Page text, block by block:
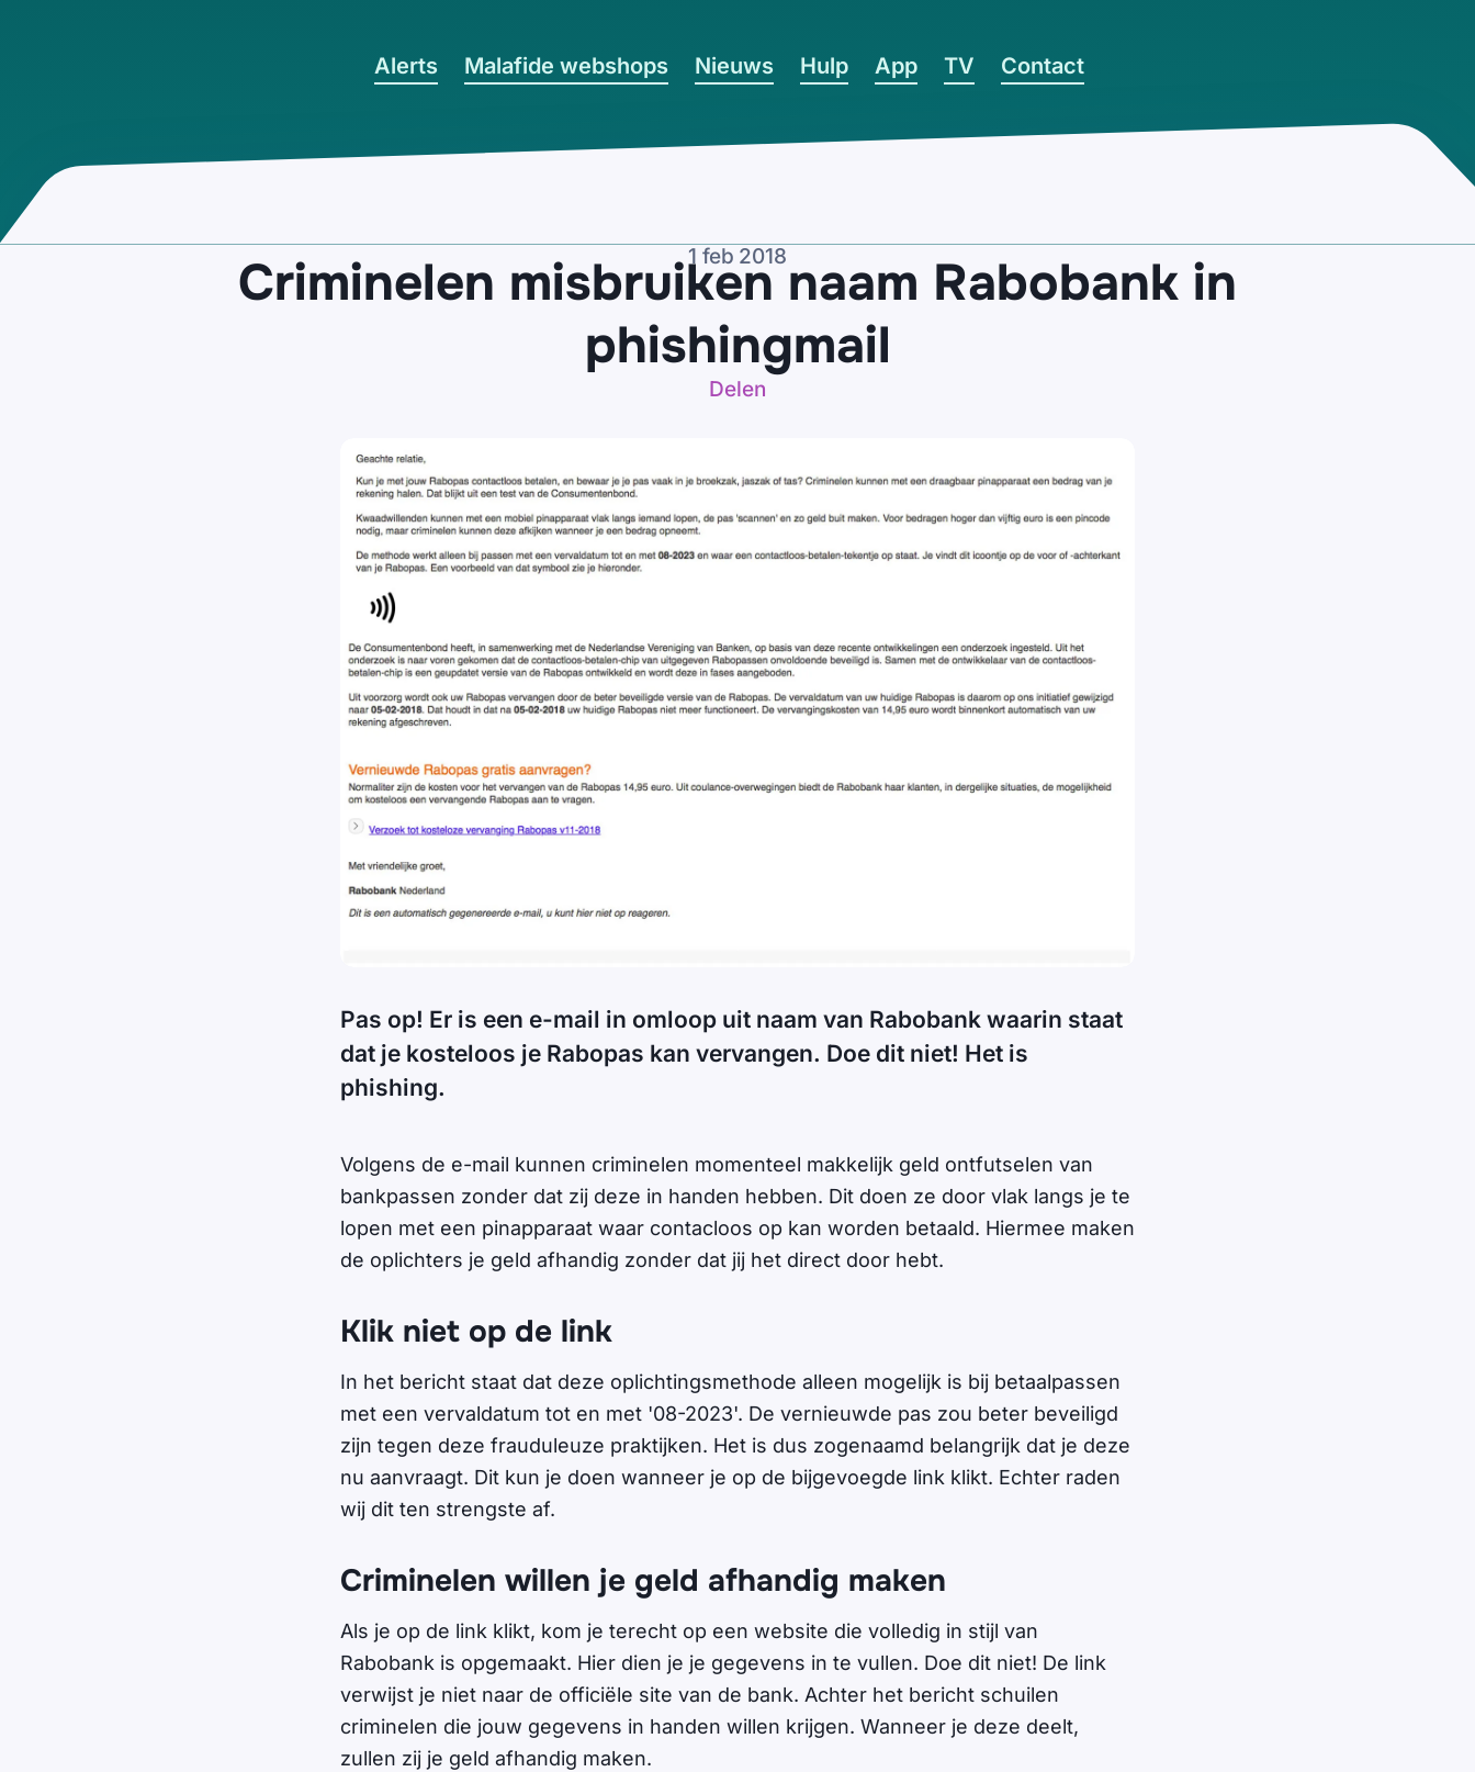
Alerts Malafide webshops Nieuws Hulp App TV Contact
1 feb 2018
Criminelen misbruiken naam Rabobank in
phishingmail
Delen
Pas op! Er is een e-mail in omloop uit naam van Rabobank waarin staat
dat je kosteloos je Rabopas kan vervangen. Doe dit niet! Het is
phishing.
Volgens de e-mail kunnen criminelen momenteel makkelijk geld ontfutselen van
bankpassen zonder dat zij deze in handen hebben. Dit doen ze door vlak langs je te
lopen met een pinapparaat waar contacloos op kan worden betaald. Hiermee maken
de oplichters je geld afhandig zonder dat jij het direct door hebt.
Klik niet op de link
In het bericht staat dat deze oplichtingsmethode alleen mogelijk is bij betaalpassen
met een vervaldatum tot en met '08-2023'. De vernieuwde pas zou beter beveiligd
zijn tegen deze frauduleuze praktijken. Het is dus zogenaamd belangrijk dat je deze
nu aanvraagt. Dit kun je doen wanneer je op de bijgevoegde link klikt. Echter raden
wij dit ten strengste af.
Criminelen willen je geld afhandig maken
Als je op de link klikt, kom je terecht op een website die volledig in stijl van
Rabobank is opgemaakt. Hier dien je je gegevens in te vullen. Doe dit niet! De link
verwijst je niet naar de officiële site van de bank. Achter het bericht schuilen
criminelen die jouw gegevens in handen willen krijgen. Wanneer je deze deelt,
zullen zij je geld afhandig maken.